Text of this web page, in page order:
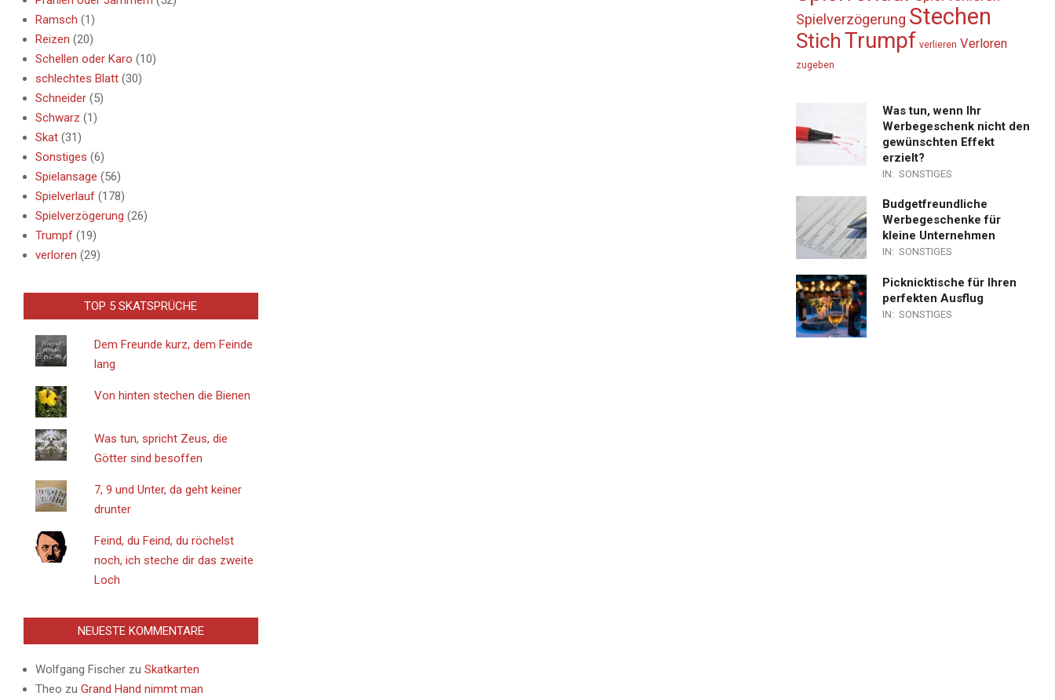
Ramsch (1)
Reizen (20)
Schellen oder Karo (10)
schlechtes Blatt (30)
Schneider (5)
Schwarz (1)
Skat (31)
Sonstiges (6)
Spielansage (56)
Spielverlauf (178)
Spielverzögerung (26)
Trumpf (19)
verloren (29)
TOP 5 SKATSPRÜCHE
Dem Freunde kurz, dem Feinde
lang
Von hinten stechen die Bienen
Was tun, spricht Zeus, die
Götter sind besoffen
7, 9 und Unter, da geht keiner
drunter
Feind, du Feind, du röchelst
noch, ich steche dir das zweite
Loch
NEUESTE KOMMENTARE
Wolfgang Fischer zu Skatkarten
Theo zu Grand Hand nimmt man
Spielverzögerung Stechen
Stich Trumpf verlieren Verloren
zugeben
Was tun, wenn Ihr
Werbegeschenk nicht den
gewünschten Effekt
erzielt?
IN: SONSTIGES
Budgetfreundliche
Werbegeschenke für
kleine Unternehmen
IN: SONSTIGES
Picknicktische für Ihren
perfekten Ausflug
IN: SONSTIGES